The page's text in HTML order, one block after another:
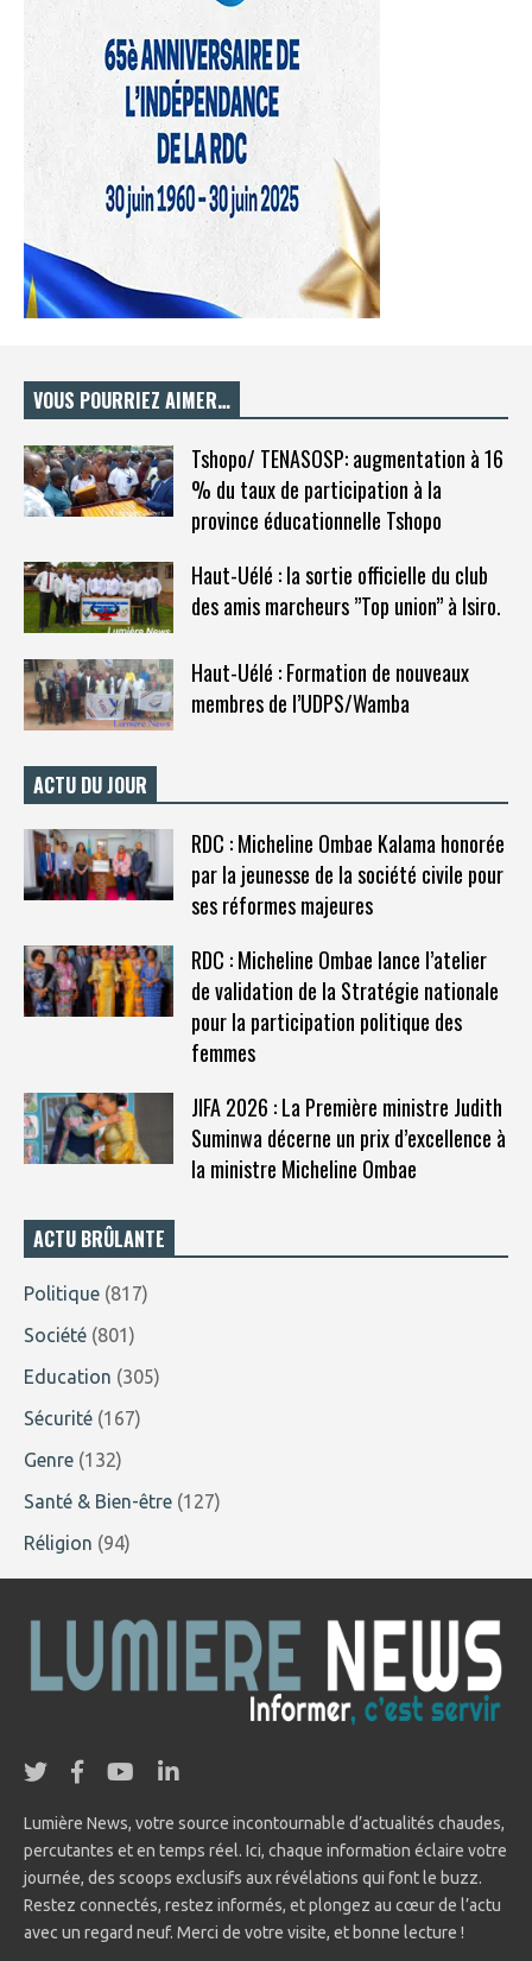
VOUS POURRIEZ AIMER…
Tshopo/ TENASOSP: augmentation à 16
% du taux de participation à la
province éducationnelle Tshopo
Haut-Uélé : la sortie officielle du club
des amis marcheurs ”Top union” à Isiro.
Haut-Uélé : Formation de nouveaux
membres de l’UDPS/Wamba
ACTU DU JOUR
RDC : Micheline Ombae Kalama honorée
par la jeunesse de la société civile pour
ses réformes majeures
RDC : Micheline Ombae lance l’atelier
de validation de la Stratégie nationale
pour la participation politique des
femmes
JIFA 2026 : La Première ministre Judith
Suminwa décerne un prix d’excellence à
la ministre Micheline Ombae
ACTU BRÛLANTE
Politique (817)
Société (801)
Education (305)
Sécurité (167)
Genre (132)
Santé & Bien-être (127)
Réligion (94)
Lumière News, votre source incontournable d’actualités chaudes,
percutantes et en temps réel. Ici, chaque information éclaire votre
journée, des scoops exclusifs aux révélations qui font le buzz.
Restez connectés, restez informés, et plongez au cœur de l’actu
avec un regard neuf. Merci de votre visite, et bonne lecture !